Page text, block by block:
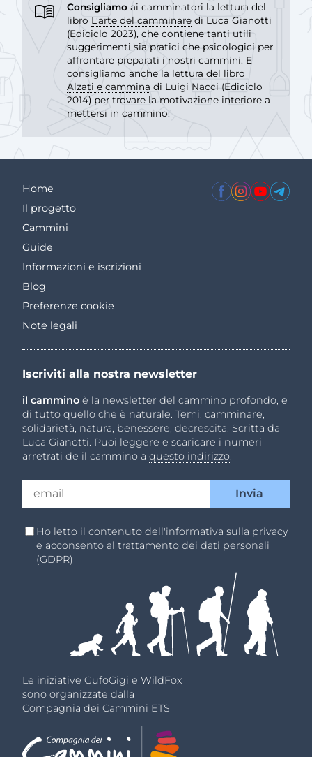
Consigliamo ai camminatori la lettura del
libro L’arte del camminare di Luca Gianotti
(Ediciclo 2023), che contiene tanti utili
suggerimenti sia pratici che psicologici per
affrontare preparati i nostri cammini. E
consigliamo anche la lettura del libro
Alzati e cammina di Luigi Nacci (Ediciclo
2014) per trovare la motivazione interiore a
mettersi in cammino.
Le iniziative GufoGigi e WildFox
sono organizzate dalla
Compagnia dei Cammini ETS
Home
Il progetto
Cammini
Guide
Informazioni e iscrizioni
Blog
Preferenze cookie
Note legali
Iscriviti alla nostra newsletter
il cammino è la newsletter del cammino profondo, e
di tutto quello che è naturale. Temi: camminare,
solidarietà, natura, benessere, decrescita. Scritta da
Luca Gianotti. Puoi leggere e scaricare i numeri
arretrati de il cammino a questo indirizzo
Ho letto il contenuto dell'informativa sulla privacy
e acconsento al trattamento dei dati personali
(GDPR)